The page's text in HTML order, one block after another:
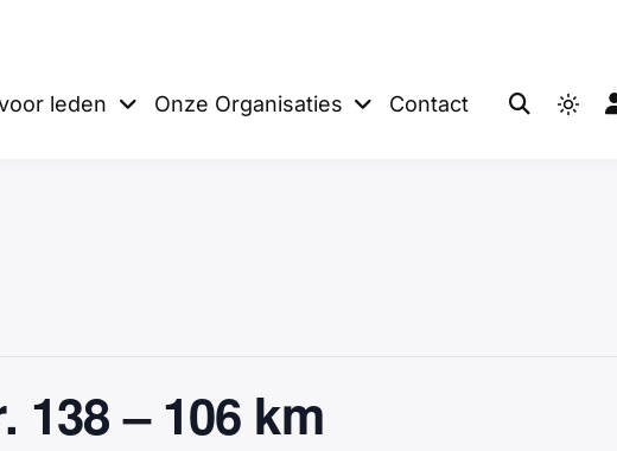
leden Onze Organisaties Contact
– 106 km